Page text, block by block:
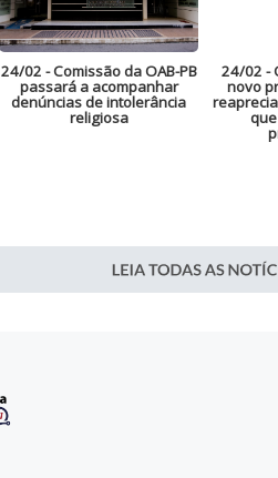
24/02 - Comissão da OAB-PB
passará a acompanhar
denúncias de intolerância
religiosa
24/02 -
novo